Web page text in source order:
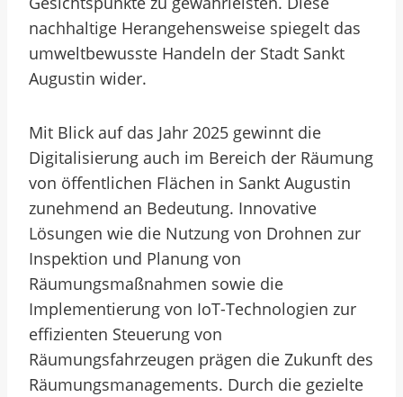
nachhaltige Herangehensweise spiegelt das
umweltbewusste Handeln der Stadt Sankt
Augustin wider.
Mit Blick auf das Jahr 2025 gewinnt die
Digitalisierung auch im Bereich der Räumung
von öffentlichen Flächen in Sankt Augustin
zunehmend an Bedeutung. Innovative
Lösungen wie die Nutzung von Drohnen zur
Inspektion und Planung von
Räumungsmaßnahmen sowie die
Implementierung von IoT-Technologien zur
effizienten Steuerung von
Räumungsfahrzeugen prägen die Zukunft des
Räumungsmanagements. Durch die gezielte